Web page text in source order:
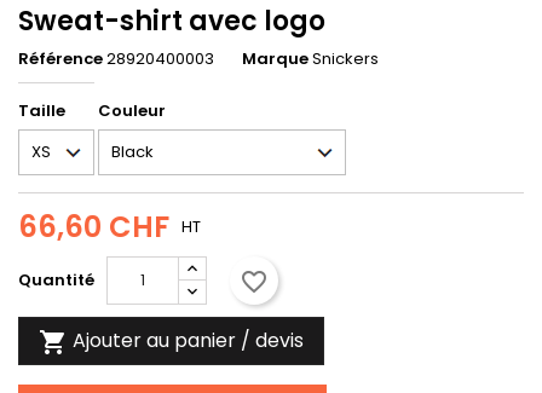
Sweat-shirt avec logo
Référence28920400003 MarqueSnickers
Taille Couleur
66,60 CHF HT
Quantité favorite_border
 Ajouter au panier / devis